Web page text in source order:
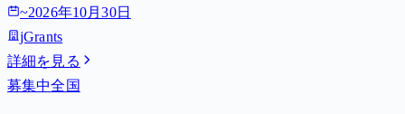
~2026年10月30日
jGrants
詳細を見る
募集中全国